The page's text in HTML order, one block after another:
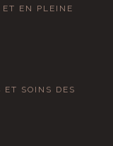
EN PLEINE
ET SOINS DES